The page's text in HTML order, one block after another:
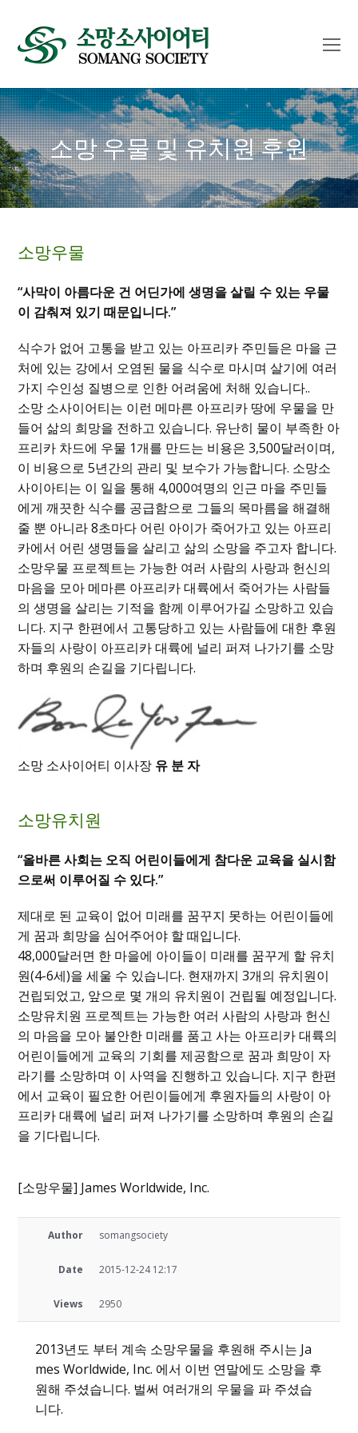
소망 우물 및 유치원 후원
소망우물
“사막이 아름다운 건 어딘가에 생명을 살릴 수 있는 우물
이 감춰져 있기 때문입니다.”
식수가 없어 고통을 받고 있는 아프리카 주민들은 마을 근
처에 있는 강에서 오염된 물을 식수로 마시며 살기에 여러
가지 수인성 질병으로 인한 어려움에 처해 있습니다..
소망 소사이어티는 이런 메마른 아프리카 땅에 우물을 만
들어 삶의 희망을 전하고 있습니다. 유난히 물이 부족한 아
프리카 차드에 우물 1개를 만드는 비용은 3,500달러이며,
이 비용으로 5년간의 관리 및 보수가 가능합니다. 소망소
사이아티는 이 일을 통해 4,000여명의 인근 마을 주민들
에게 깨끗한 식수를 공급함으로 그들의 목마름을 해결해
줄 뿐 아니라 8초마다 어린 아이가 죽어가고 있는 아프리
카에서 어린 생명들을 살리고 삶의 소망을 주고자 합니다.
소망우물 프로젝트는 가능한 여러 사람의 사랑과 헌신의
마음을 모아 메마른 아프리카 대륙에서 죽어가는 사람들
의 생명을 살리는 기적을 함께 이루어가길 소망하고 있습
니다. 지구 한편에서 고통당하고 있는 사람들에 대한 후원
자들의 사랑이 아프리카 대륙에 널리 퍼져 나가기를 소망
하며 후원의 손길을 기다립니다.
소망 소사이어티 이사장 유 분 자
소망유치원
“올바른 사회는 오직 어린이들에게 참다운 교육을 실시함
으로써 이루어질 수 있다.”
제대로 된 교육이 없어 미래를 꿈꾸지 못하는 어린이들에
게 꿈과 희망을 심어주어야 할 때입니다.
48,000달러면 한 마을에 아이들이 미래를 꿈꾸게 할 유치
원(4-6세)을 세울 수 있습니다. 현재까지 3개의 유치원이
건립되었고, 앞으로 몇 개의 유치원이 건립될 예정입니다.
소망유치원 프로젝트는 가능한 여러 사람의 사랑과 헌신
의 마음을 모아 불안한 미래를 품고 사는 아프리카 대륙의
어린이들에게 교육의 기회를 제공함으로 꿈과 희망이 자
라기를 소망하며 이 사역을 진행하고 있습니다. 지구 한편
에서 교육이 필요한 어린이들에게 후원자들의 사랑이 아
프리카 대륙에 널리 퍼져 나가기를 소망하며 후원의 손길
을 기다립니다.
[소망우물] James Worldwide, Inc.
Author somangsociety
Date 2015-12-24 12:17
Views 2950
2013년도 부터 계속 소망우물을 후원해 주시는 Ja
mes Worldwide, Inc. 에서 이번 연말에도 소망을 후
원해 주셨습니다. 벌써 여러개의 우물을 파 주셨습
니다.